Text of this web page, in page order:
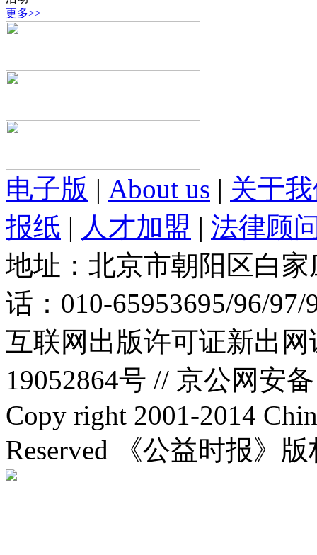
更多>>
电子版 | About us | 关于
报纸 | 人才加盟 | 法律顾
地址：北京市朝阳区白
话：010-65953695/96/
互联网出版许可证新出
19052864号 // 京公网安
Copy right 2001-2014
Reserved 《公益时报》